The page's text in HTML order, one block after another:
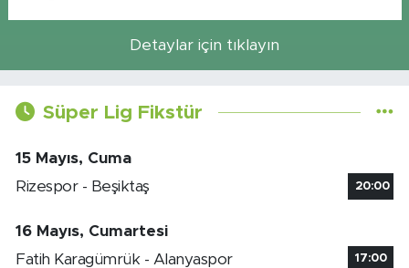
Detaylar için tıklayın
Süper Lig Fikstür
15 Mayıs, Cuma
Rizespor - Beşiktaş
20:00
16 Mayıs, Cumartesi
Fatih Karagümrük - Alanyaspor
17:00